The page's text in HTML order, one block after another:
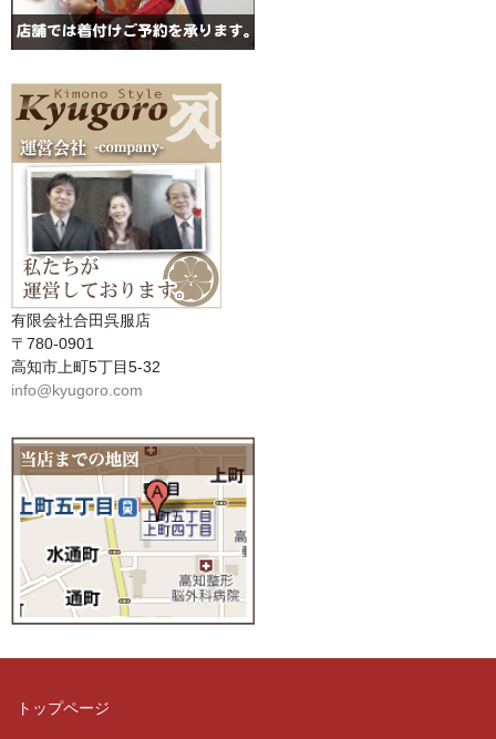
有限会社合田呉服店
〒780-0901
高知市上町5丁目5-32
info@kyugoro.com
トップページ